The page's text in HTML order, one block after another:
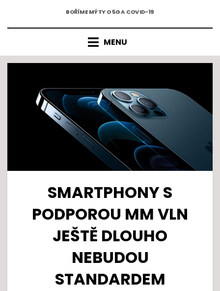
obsahu
BOŘÍME MÝTY O 5G A COVID-19
MENU
SMARTPHONY S
PODPOROU MM VLN
JEŠTĚ DLOUHO
NEBUDOU
STANDARDEM